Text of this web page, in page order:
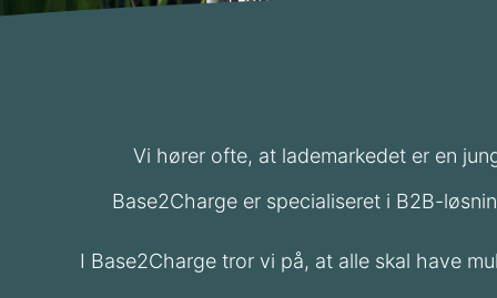
Vi hører ofte, at lademarkedet er en
Base2Charge er specialiseret i B2B-
I Base2Charge tror vi på, at alle skal have